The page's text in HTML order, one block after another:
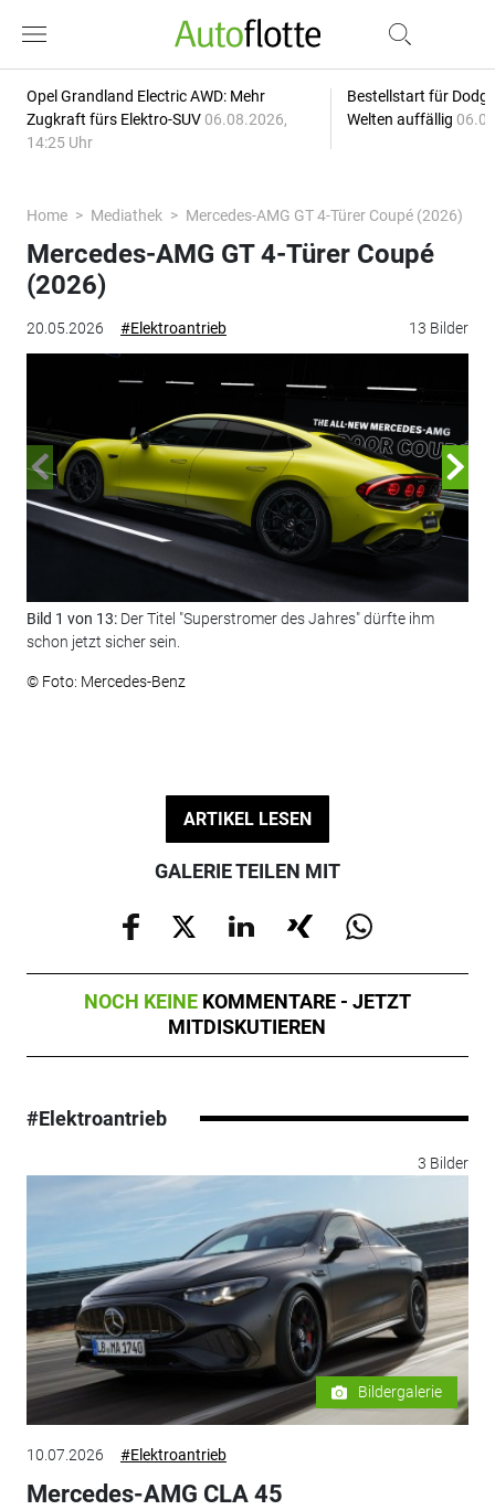
Opel Grandland Electric AWD: Mehr
Zugkraft fürs Elektro-SUV 06.08.2026,
14:25 Uhr
Bestellstart für
Welten auffällig
Home Mediathek Mercedes-AMG GT 4-Türer Coupé (2026)
20.05.2026 #Elektroantrieb 13 Bilder
Mercedes-AMG GT 4-Türer Coupé
(2026)
Bild 1 von 13: Der Titel "Superstromer des Jahres" dürfte ihm
schon jetzt sicher sein.
© Foto: Mercedes-Benz
ARTIKEL LESEN
GALERIE TEILEN MIT
NOCH KEINE KOMMENTARE - JETZT
MITDISKUTIEREN
#Elektroantrieb
3 Bilder
Bildergalerie
10.07.2026 #Elektroantrieb
Mercedes-AMG CLA 45